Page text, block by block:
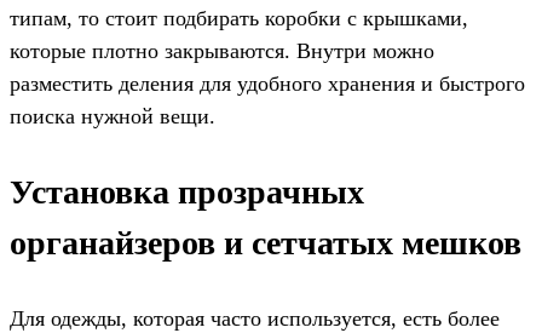
типам, то стоит подбирать коробки с крышками,
которые плотно закрываются. Внутри можно
разместить деления для удобного хранения и быстрого
поиска нужной вещи.
Установка прозрачных
органайзеров и сетчатых мешков
Для одежды, которая часто используется, есть более